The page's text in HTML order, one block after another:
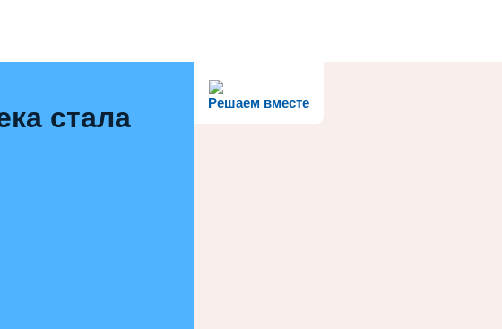
Решаем вместе
стала